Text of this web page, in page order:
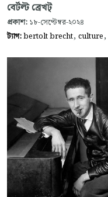
বের্টল্ট ব্রেখট্
প্রকাশ: ১৮-সেপ্টেম্বর-২০২৪
ট্যাগ:bertolt brecht, culture,